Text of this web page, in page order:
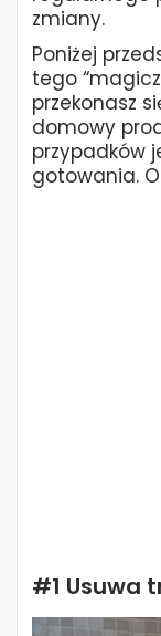
zmiany.
Poniżej
tego
przekonasz
domowy
przypadków
gotowania.
#1 Usuwa